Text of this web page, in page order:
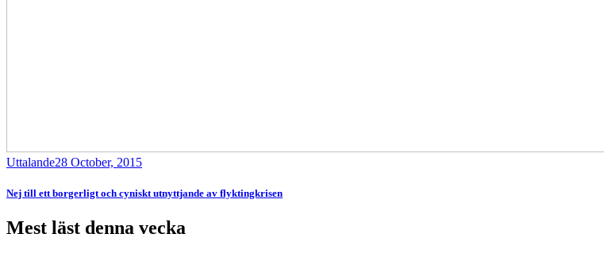
Uttalande28 October, 2015
Nej till ett borgerligt och cyniskt utnyttjande av flyktingkrisen
Mest läst denna vecka